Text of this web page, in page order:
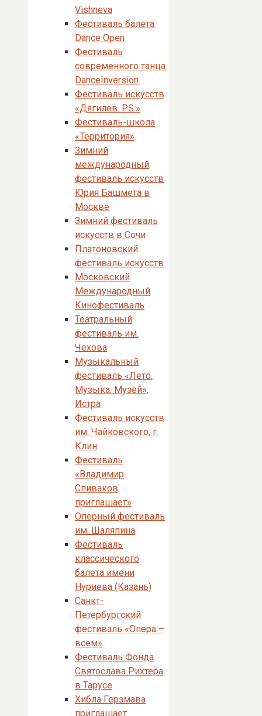
Vishneva
Фестиваль балета
Dance Open
Фестиваль
современного танца
DanceInversion
Фестиваль искусств
«Дягилев. P.S.»
Фестиваль-школа
«Территория»
Зимний
международный
фестиваль искусств
Юрия Башмета в
Москве
Зимний фестиваль
искусств в Сочи
Платоновский
фестиваль искусств
Московский
Международный
Кинофестиваль
Театральный
фестиваль им.
Чехова
Музыкальный
фестиваль «Лето.
Музыка. Музей»,
Истра
Фестиваль искусств
им. Чайковского, г.
Клин
Фестиваль
«Владимир
Спиваков
приглашает»
Оперный фестиваль
им. Шаляпина
Фестиваль
классического
балета имени
Нуриева (Казань)
Санкт-
Петербургский
фестиваль «Опера –
всем»
Фестиваль Фонда
Святослава Рихтера
в Тарусе
Хибла Герзмава
приглашает…